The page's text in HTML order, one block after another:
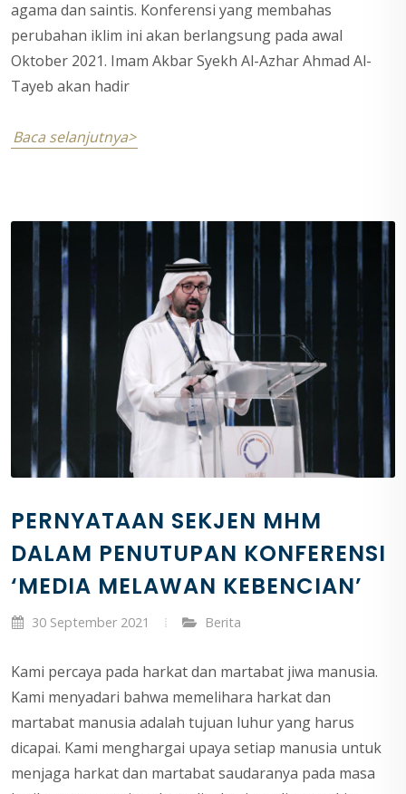
agama dan saintis. Konferensi yang membahas
perubahan iklim ini akan berlangsung pada awal
Oktober 2021. Imam Akbar Syekh Al-Azhar Ahmad Al-
Tayeb akan hadir
Baca selanjutnya>
PERNYATAAN SEKJEN MHM
DALAM PENUTUPAN KONFERENSI
‘MEDIA MELAWAN KEBENCIAN’
30 September 2021 Berita
Kami percaya pada harkat dan martabat jiwa manusia.
Kami menyadari bahwa memelihara harkat dan
martabat manusia adalah tujuan luhur yang harus
dicapai. Kami menghargai upaya setiap manusia untuk
menjaga harkat dan martabat saudaranya pada masa